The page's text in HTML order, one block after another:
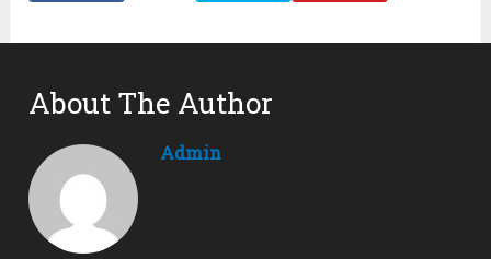
About The Author
Admin